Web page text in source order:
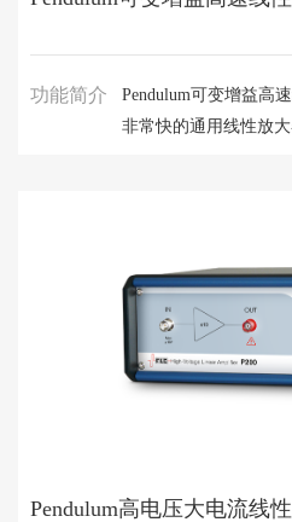
功能简介
Pendulum可变增益高
非常快的通用线性放